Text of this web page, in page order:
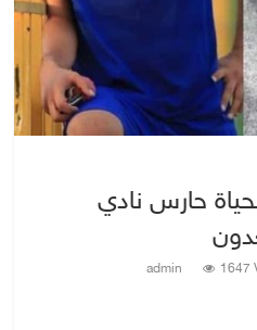
حارس نادي
admin 1647